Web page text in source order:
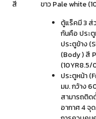
สี
ขาว Pale white
ตู้แร็คมี 3 ส่
กันคือ ประ
ประตูข้าง
(Body ) สี
(10YR8.5/
ประตูหน้า
มม. กว้าง
สามารถติด
อากาศ 4 จุ